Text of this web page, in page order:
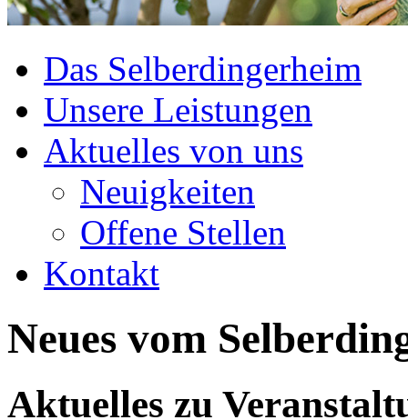
Das Selberdingerheim
Unsere Leistungen
Aktuelles von uns
Neuigkeiten
Offene Stellen
Kontakt
Neues vom
Aktuelles zu